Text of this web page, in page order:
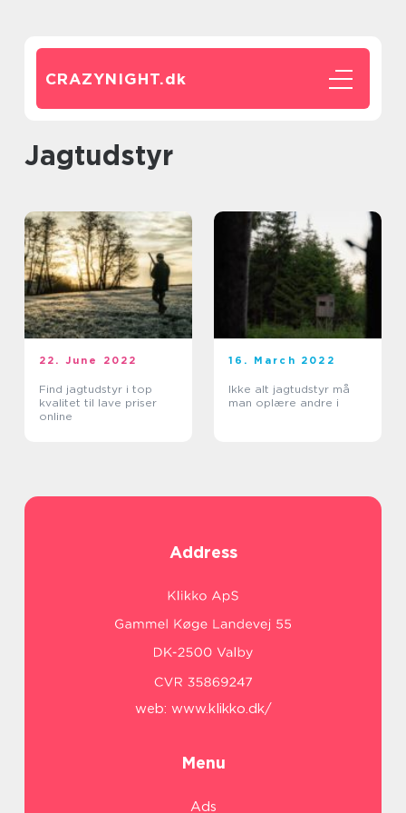
CRAZYNIGHT.dk
jagtudstyr
22. June 2022
Find jagtudstyr i top
kvalitet til lave priser
online
16. March 2022
Ikke alt jagtudstyr må
man oplære andre i
Address
web: www.klikko.dk/
Menu
Ads